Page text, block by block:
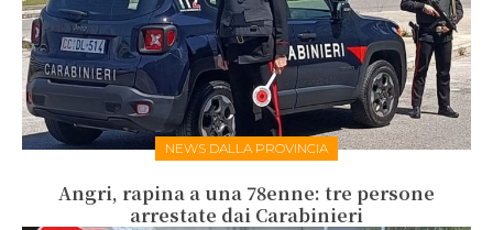
NEWS DALLA PROVINCIA
Angri, rapina a una 78enne: tre persone
arrestate dai Carabinieri